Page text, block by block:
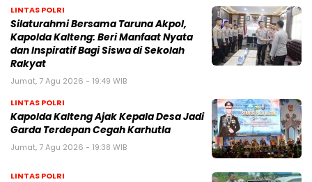
LINTAS POLRI
Silaturahmi Bersama Taruna Akpol,
Kapolda Kalteng: Beri Manfaat Nyata
dan Inspiratif Bagi Siswa di Sekolah
Rakyat
Jumat, 7 Agu 2026 - 19:49 WIB
LINTAS POLRI
Kapolda Kalteng Ajak Kepala Desa Jadi
Garda Terdepan Cegah Karhutla
Jumat, 7 Agu 2026 - 19:38 WIB
LINTAS POLRI